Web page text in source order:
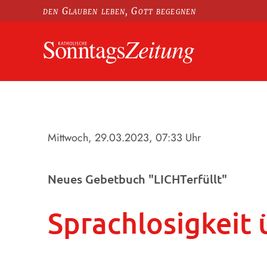
den Glauben leben, Gott begegnen
Mittwoch, 29.03.2023, 07:33 Uhr
Neues Gebetbuch "LICHTerfüllt"
Sprachlosigkeit